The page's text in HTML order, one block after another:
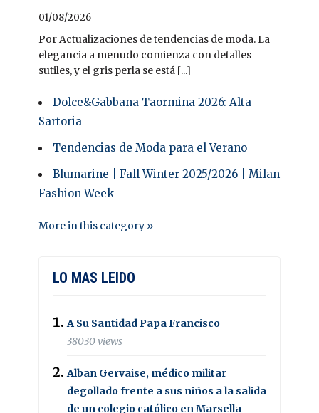
01/08/2026
Por Actualizaciones de tendencias de moda. La
elegancia a menudo comienza con detalles
sutiles, y el gris perla se está [...]
Dolce&Gabbana Taormina 2026: Alta
Sartoria
Tendencias de Moda para el Verano
Blumarine | Fall Winter 2025/2026 | Milan
Fashion Week
More in this category »
LO MAS LEIDO
A Su Santidad Papa Francisco
38030 views
Alban Gervaise, médico militar
degollado frente a sus niños a la salida
de un colegio católico en Marsella